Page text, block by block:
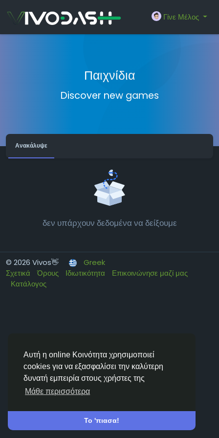
Αυτή η online Κοινότητα χρησιμοποιεί
cookies για να εξασφαλίσει την καλύτερη
δυνατή εμπειρία στους χρήστες της
Μάθε περισσότερα
Το 'πιασα!
Γίνε Μέλος
Παιχνίδια
Discover new games
Ανακάλυψε
δεν υπάρχουν δεδομένα να δείξουμε
© 2026 Vivos👋
Greek
Σχετικά
Όρους Ιδιωτικότητα
Επικοινώνησε μαζί μας
Κατάλογος